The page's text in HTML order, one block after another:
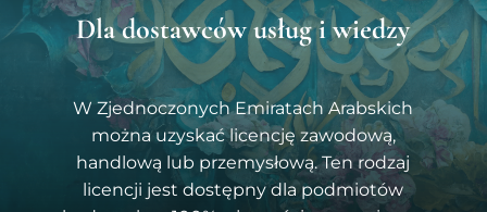
Dla dostawców usług i wiedzy
W Zjednoczonych Emiratach Arabskich
można uzyskać licencję zawodową,
handlową lub przemysłową. Ten rodzaj
licencji jest dostępny dla podmiotów